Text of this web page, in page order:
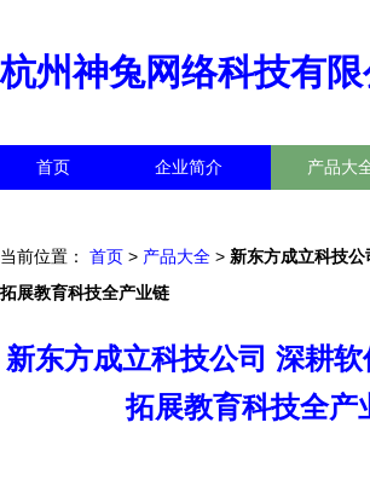
杭州神兔网络科技有限
首页 企业简介 产品大
当前位置： 首页 > 产品大全 > 新东方成立科技公
拓展教育科技全产业链
新东方成立科技公司 深耕软
拓展教育科技全产